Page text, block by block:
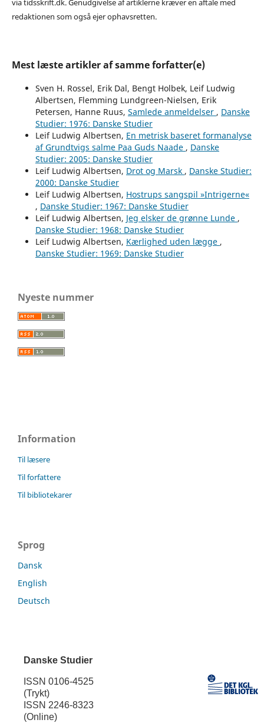
via tidsskrift.dk. Genudgivelse af artiklerne kræver en aftale med
redaktionen som også ejer ophavsretten.
Mest læste artikler af samme forfatter(e)
Sven H. Rossel, Erik Dal, Bengt Holbek, Leif Ludwig
Albertsen, Flemming Lundgreen-Nielsen, Erik
Petersen, Hanne Ruus, Samlede anmeldelser , Danske
Studier: 1976: Danske Studier
Leif Ludwig Albertsen, En metrisk baseret formanalyse
af Grundtvigs salme Paa Guds Naade , Danske
Studier: 2005: Danske Studier
Leif Ludwig Albertsen, Drot og Marsk , Danske Studier:
2000: Danske Studier
Leif Ludwig Albertsen, Hostrups sangspil »Intrigerne«
, Danske Studier: 1967: Danske Studier
Leif Ludwig Albertsen, Jeg elsker de grønne Lunde ,
Danske Studier: 1968: Danske Studier
Leif Ludwig Albertsen, Kærlighed uden lægge ,
Danske Studier: 1969: Danske Studier
Nyeste nummer
Information
Til læsere
Til forfattere
Til bibliotekarer
Sprog
Dansk
English
Deutsch
Danske Studier
ISSN 0106-4525
(Trykt)
ISSN 2246-8323
(Online)